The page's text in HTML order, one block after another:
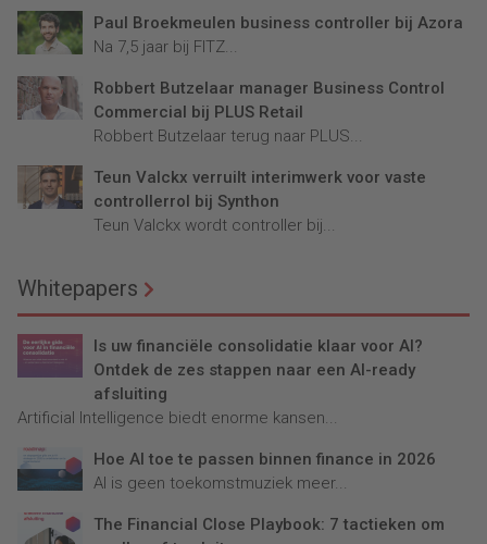
Paul Broekmeulen business controller bij Azora
Na 7,5 jaar bij FITZ...
Robbert Butzelaar manager Business Control
Commercial bij PLUS Retail
Robbert Butzelaar terug naar PLUS...
Teun Valckx verruilt interimwerk voor vaste
controllerrol bij Synthon
Teun Valckx wordt controller bij...
Whitepapers
Is uw financiële consolidatie klaar voor AI?
Ontdek de zes stappen naar een AI-ready
afsluiting
Artificial Intelligence biedt enorme kansen...
Hoe AI toe te passen binnen finance in 2026
AI is geen toekomstmuziek meer...
The Financial Close Playbook: 7 tactieken om